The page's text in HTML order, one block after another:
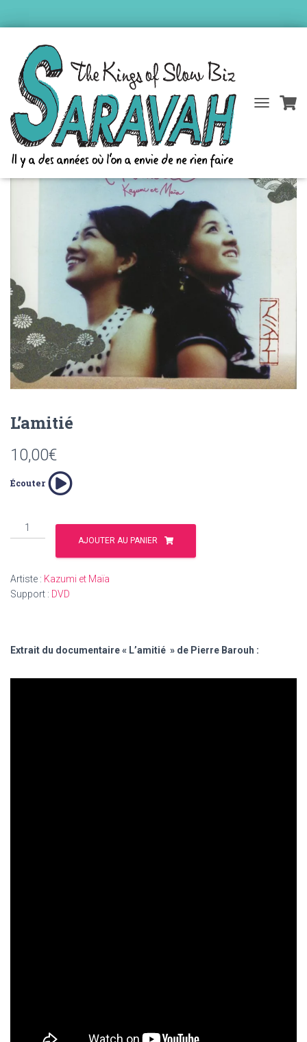
E
R
I
O
N
Accueil/ Catalogue Saravah / Kazumi et Maïa / L’amitié
L’amitié
10,00€
Écouter
quantité
de
AJOUTER AU PANIER
Artiste : Kazumi et Maïa
Support : DVD
Extrait du documentaire « L’amitié » de Pierre Barouh :